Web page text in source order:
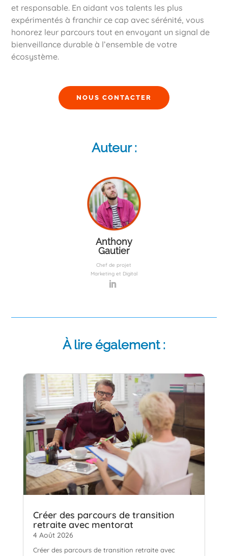
et responsable. En aidant vos talents les plus
expérimentés à franchir ce cap avec sérénité, vous
honorez leur parcours tout en envoyant un signal de
bienveillance durable à l’ensemble de votre
écosystème.
NOUS CONTACTER
Auteur :
Anthony
Gautier
Chef de projet
Marketing et Digital
À lire également :
Créer des parcours de transition
retraite avec mentorat
4 Août 2026
Créer des parcours de transition retraite avec